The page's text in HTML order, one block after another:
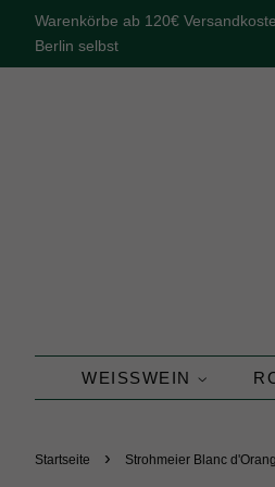
Warenkörbe ab 120€
Berlin selbst
WEISSWEIN
Startseite › Strohmeier Blanc